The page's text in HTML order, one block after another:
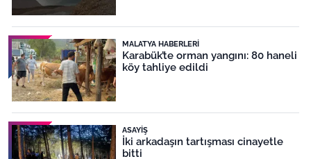
MALATYA HABERLERI
Karabük’te orman yangını: 80 haneli
köy tahliye edildi
ASAYIŞ
İki arkadaşın tartışması cinayetle
bitti